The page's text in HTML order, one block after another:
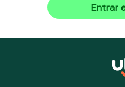
Entrar